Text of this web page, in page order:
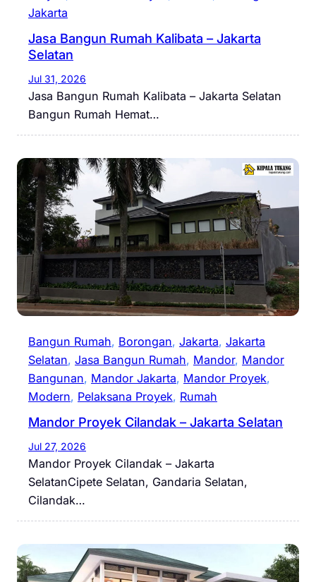
Jakarta
Jasa Bangun Rumah Kalibata – Jakarta
Selatan
Jul 31, 2026
Jasa Bangun Rumah Kalibata – Jakarta Selatan
Bangun Rumah Hemat…
Bangun Rumah, Borongan, Jakarta, Jakarta
Selatan, Jasa Bangun Rumah, Mandor, Mandor
Bangunan, Mandor Jakarta, Mandor Proyek
Modern, Pelaksana Proyek, Rumah
Mandor Proyek Cilandak – Jakarta Selatan
Jul 27, 2026
Mandor Proyek Cilandak – Jakarta
SelatanCipete Selatan, Gandaria Selatan,
Cilandak…